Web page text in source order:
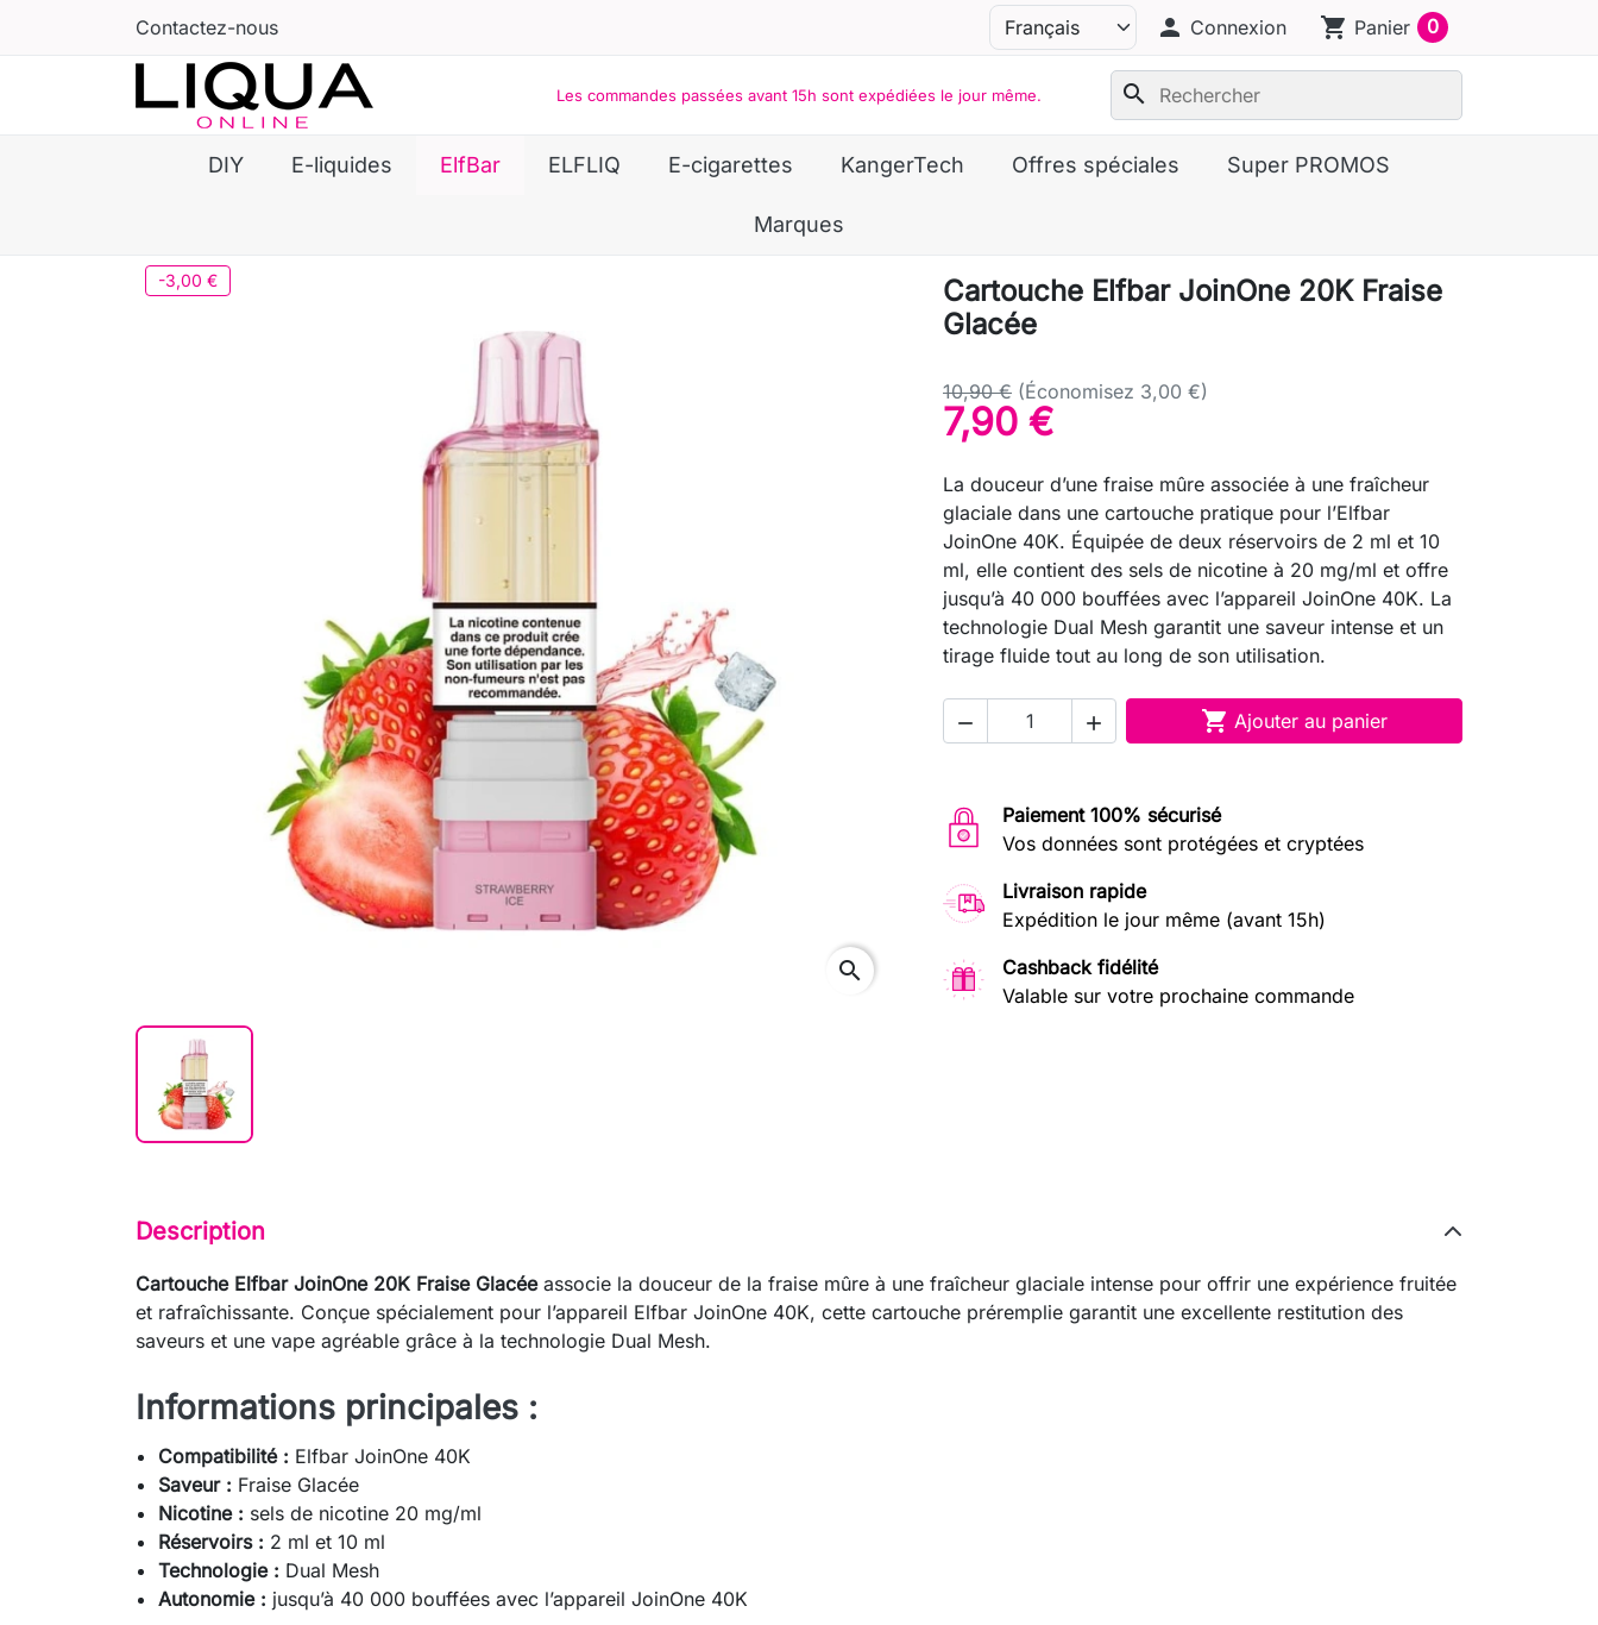
Contactez-nous person Connexion shopping_cart Panier 0
Les commandes passées avant 15h sont expédiées le jour même. search
DIY E-liquides ElfBar ELFLIQ E-cigarettes KangerTech Offres spéciales Super PROMOS
Marques
-3,00 €
search
Cartouche Elfbar JoinOne 20K Fraise
Glacée
10,90 € (Économisez 3,00 €)
7,90 €
La douceur d’une fraise mûre associée à une fraîcheur
glaciale dans une cartouche pratique pour l’Elfbar
JoinOne 40K. Équipée de deux réservoirs de 2 ml et 10
ml, elle contient des sels de nicotine à 20 mg/ml et offre
jusqu’à 40 000 bouffées avec l’appareil JoinOne 40K. La
technologie Dual Mesh garantit une saveur intense et un
tirage fluide tout au long de son utilisation.
   Ajouter au panier
Paiement 100% sécurisé
Vos données sont protégées et cryptées
Livraison rapide
Expédition le jour même (avant 15h)
Cashback fidélité
Valable sur votre prochaine commande
Description
Cartouche Elfbar JoinOne 20K Fraise Glacéeassocie la douceur de la fraise mûre à une fraîcheur glaciale intense pour offrir une expérience fruitée
et rafraîchissante. Conçue spécialement pour l’appareil Elfbar JoinOne 40K, cette cartouche préremplie garantit une excellente restitution des
saveurs et une vape agréable grâce à la technologie Dual Mesh.
Informations principales :
Compatibilité : Elfbar JoinOne 40K
Saveur : Fraise Glacée
Nicotine : sels de nicotine 20 mg/ml
Réservoirs : 2 ml et 10 ml
Technologie : Dual Mesh
Autonomie : jusqu’à 40 000 bouffées avec l’appareil JoinOne 40K